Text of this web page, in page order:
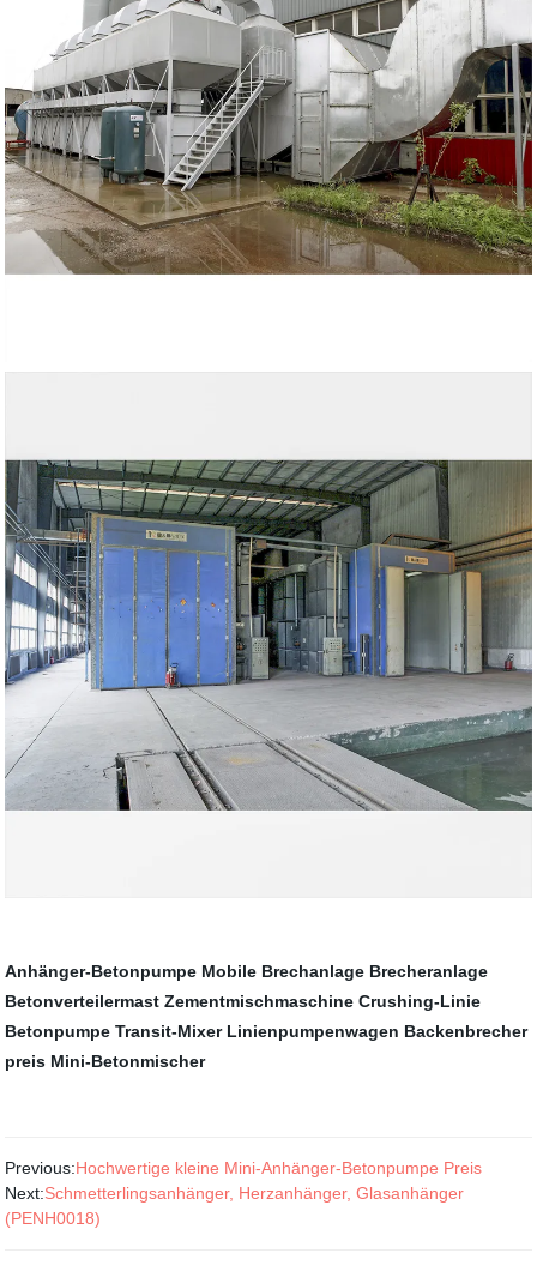
Anhänger-Betonpumpe Mobile Brechanlage Brecheranlage
Betonverteilermast Zementmischmaschine Crushing-Linie
Betonpumpe Transit-Mixer Linienpumpenwagen Backenbrecher
preis Mini-Betonmischer
Previous:Hochwertige kleine Mini-Anhänger-Betonpumpe Preis
Next:Schmetterlingsanhänger, Herzanhänger, Glasanhänger
(PENH0018)